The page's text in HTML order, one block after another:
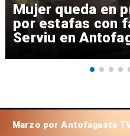
Mujer queda en
por estafas con
Serviu en
Marzo por Antofagasta